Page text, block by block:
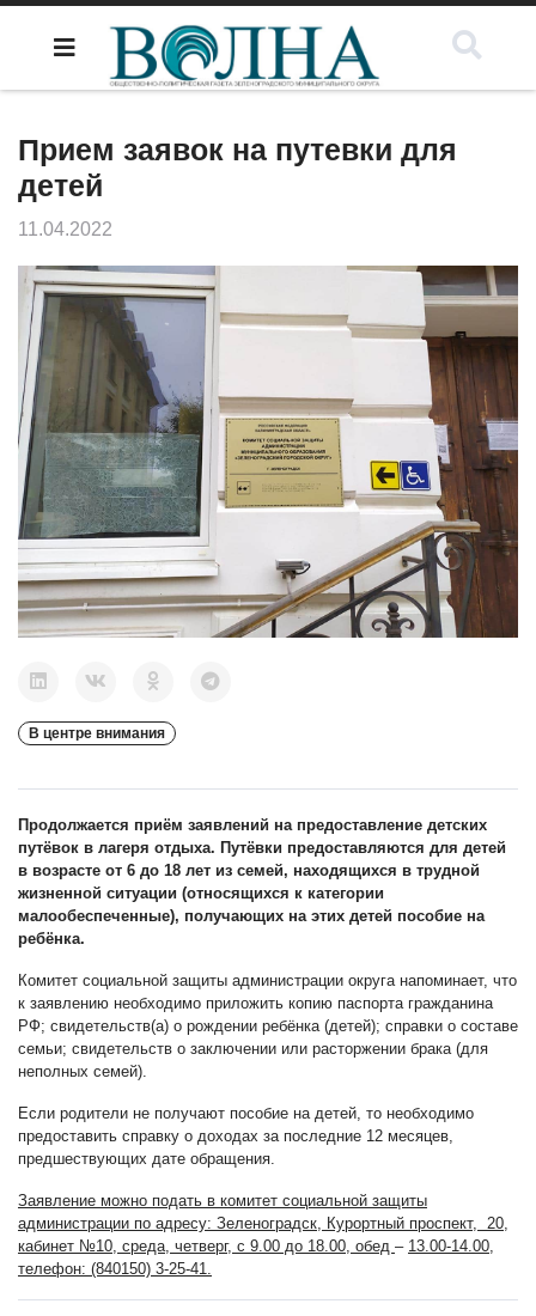
Прием заявок на путевки для
детей
11.04.2022
В центре внимания
Продолжается приём заявлений на предоставление детских
путёвок в лагеря отдыха. Путёвки предоставляются для детей
в возрасте от 6 до 18 лет из семей, находящихся в трудной
жизненной ситуации (относящихся к категории
малообеспеченные), получающих на этих детей пособие на
ребёнка.
Комитет социальной защиты администрации округа напоминает, что
к заявлению необходимо приложить копию паспорта гражданина
РФ; свидетельств(а) о рождении ребёнка (детей); справки о составе
семьи; свидетельств о заключении или расторжении брака (для
неполных семей).
Если родители не получают пособие на детей, то необходимо
предоставить справку о доходах за последние 12 месяцев,
предшествующих дате обращения.
Заявление можно подать в комитет социальной защиты
администрации по адресу: Зеленоградск, Курортный проспект, 20,
кабинет №10, среда, четверг, с 9.00 до 18.00, обед – 13.00-14.00,
телефон: (840150) 3-25-41.